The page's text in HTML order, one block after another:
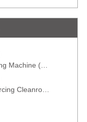
Green AI Solution – Reverse Vending Machine (RVM)
AI Machine Vision Solutions Reinforcing Cleanroom Entry Procedures